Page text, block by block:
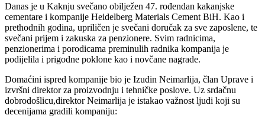
Danas je u Kaknju svečano obilježen 47. rođendan kakanjske
cementare i kompanije Heidelberg Materials Cement BiH. Kao i
prethodnih godina, upriličen je svečani doručak za sve zaposlene, te
svečani prijem i zakuska za penzionere. Svim radnicima,
penzionerima i porodicama preminulih radnika kompanija je
podijelila i prigodne poklone kao i novčane nagrade.
Domaćini ispred kompanije bio je Izudin Neimarlija, član Uprave i
izvršni direktor za proizvodnju i tehničke poslove. Uz srdačnu
dobrodošlicu,direktor Neimarlija je istakao važnost ljudi koji su
decenijama gradili kompaniju: